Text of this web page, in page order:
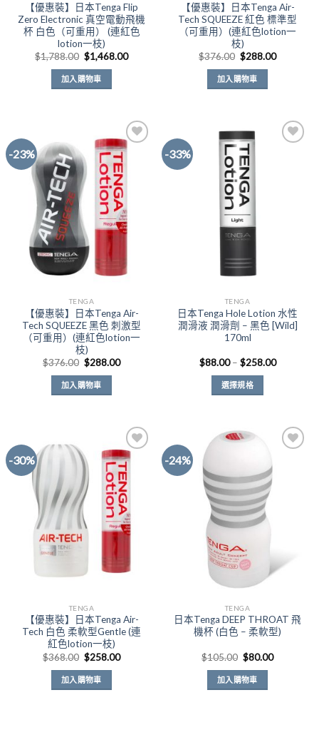
【優惠裝】日本Tenga Flip
Zero Electronic 真空電動飛機
杯 白色（可重用） (連紅色
lotion一枝)
$1,788.00 原
始
價
格：
$1,788.00。
$1,468.00目
加入購物車
【優惠裝】日本Tenga Air-
Tech SQUEEZE 紅色 標準型
（可重用）(連紅色lotion一
枝)
$376.00 原
始
價
格：
$376.00。
$288.00目
加入購物車
-23%
Add to
Wishlist
TENGA
【優惠裝】日本Tenga Air-
Tech SQUEEZE 黑色 刺激型
（可重用）(連紅色lotion一
枝)
$376.00 原
始
價
格：
$376.00。
$288.00目
加入購物車
-33%
TENGA
日本Tenga Hole Lotion 水性
潤滑液 潤滑劑 – 黑色 [Wild]
170ml
$88.00 – $258.00價
選擇規格
品
種
款
式。
可
產
品
選
擇
項
-30%
Add to
Wishlist
TENGA
【優惠裝】日本Tenga Air-
Tech 白色 柔軟型Gentle (連
紅色lotion一枝)
$368.00 原
始
價
格：
$368.00。
$258.00目
加入購物車
-24%
Wishlist
TENGA
日本Tenga DEEP THROAT 飛
機杯 (白色 – 柔軟型)
$105.00 原
始
價
格：
$105.00。
$80.00目
加入購物車